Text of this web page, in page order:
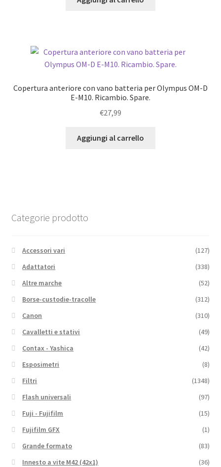
Copertura anteriore con vano batteria per Olympus OM-D
E-M10. Ricambio. Spare.
€27,99
Aggiungi al carrello
Categorie prodotto
Accessori vari
(127)
Adattatori
(338)
Altre marche
(52)
Borse-custodie-tracolle
(312)
Canon
(310)
Cavalletti e stativi
(49)
Contax - Yashica
(42)
Esposimetri
(8)
Filtri
(1348)
Flash universali
(97)
Fuji - Fujifilm
(15)
Fujifilm GFX
(1)
Grande formato
(83)
Innesto a vite M42 (42x1)
(36)